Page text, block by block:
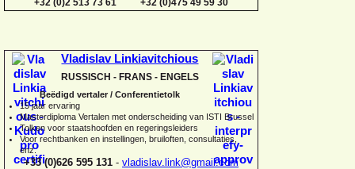
+32 (0)2 513 73 61 +32 (0)475 49 59 30
Vladislav Linkiavitchious
RUSSISCH - FRANS - ENGELS
Beëdigd vertaler / Conferentietolk
15 jaar ervaring
Masterdiploma Vertalen met onderscheiding van ISTI Brussel
Tolken voor staatshoofden en regeringsleiders
Voor rechtbanken en instellingen, bruiloften, consultaties,
enz.
+33 (0)626 595 131 - vladislav.link@gmail.com